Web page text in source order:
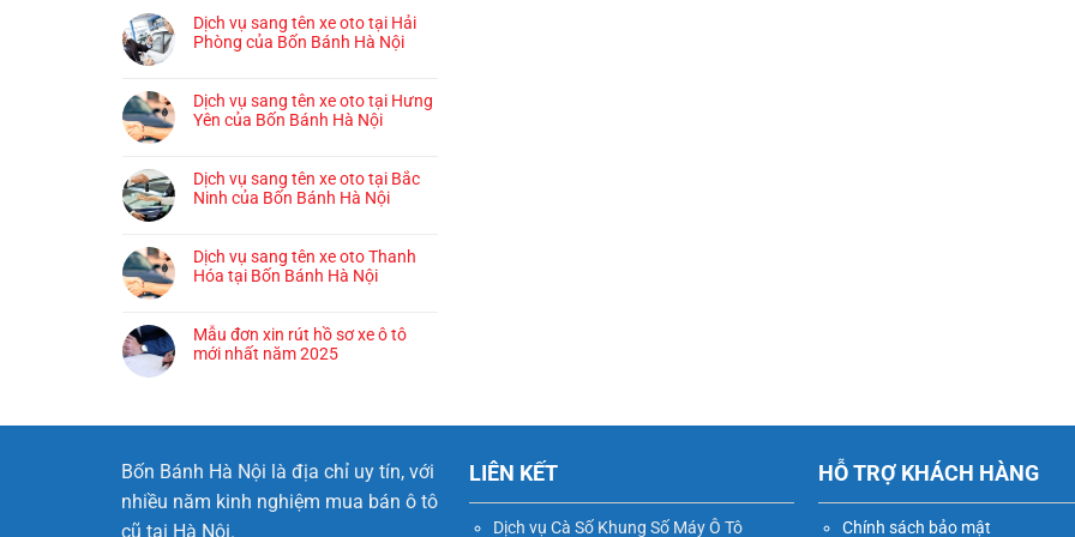
Dịch vụ sang tên xe oto tại Hải
Phòng của Bốn Bánh Hà Nội
Dịch vụ sang tên xe oto tại Hưng
Yên của Bốn Bánh Hà Nội
Dịch vụ sang tên xe oto tại Bắc
Ninh của Bốn Bánh Hà Nội
Dịch vụ sang tên xe oto Thanh
Hóa tại Bốn Bánh Hà Nội
Mẫu đơn xin rút hồ sơ xe ô tô
mới nhất năm 2025
Bốn Bánh Hà Nội là địa chỉ uy tín, với
nhiều năm kinh nghiệm mua bán ô tô
cũ tại Hà Nội.
LIÊN KẾT
Dịch vụ Cà Số Khung Số Máy Ô Tô
HỖ TRỢ KHÁCH HÀNG
Chính sách bảo mật